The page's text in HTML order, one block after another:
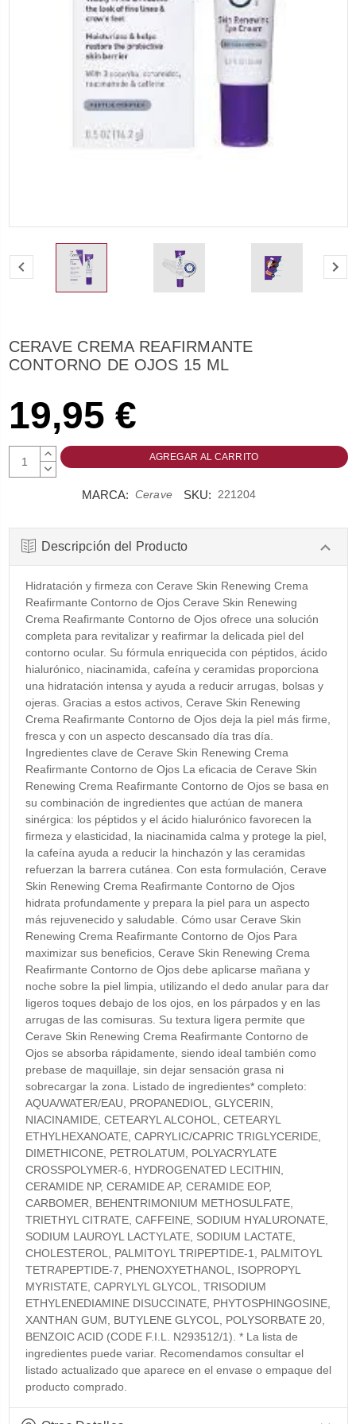
CERAVE CREMA REAFIRMANTE
CONTORNO DE OJOS 15 ML
19,95 €
AUMENTAR
CANTIDAD:
DISMINUIR
MARCA: Cerave SKU: 221204
Descripción del Producto
Hidratación y firmeza con Cerave Skin Renewing Crema
Reafirmante Contorno de Ojos Cerave Skin Renewing
Crema Reafirmante Contorno de Ojos ofrece una solución
completa para revitalizar y reafirmar la delicada piel del
contorno ocular. Su fórmula enriquecida con péptidos, ácido
hialurónico, niacinamida, cafeína y ceramidas proporciona
una hidratación intensa y ayuda a reducir arrugas, bolsas y
ojeras. Gracias a estos activos, Cerave Skin Renewing
Crema Reafirmante Contorno de Ojos deja la piel más firme,
fresca y con un aspecto descansado día tras día.
Ingredientes clave de Cerave Skin Renewing Crema
Reafirmante Contorno de Ojos La eficacia de Cerave Skin
Renewing Crema Reafirmante Contorno de Ojos se basa en
su combinación de ingredientes que actúan de manera
sinérgica: los péptidos y el ácido hialurónico favorecen la
firmeza y elasticidad, la niacinamida calma y protege la piel,
la cafeína ayuda a reducir la hinchazón y las ceramidas
refuerzan la barrera cutánea. Con esta formulación, Cerave
Skin Renewing Crema Reafirmante Contorno de Ojos
hidrata profundamente y prepara la piel para un aspecto
más rejuvenecido y saludable. Cómo usar Cerave Skin
Renewing Crema Reafirmante Contorno de Ojos Para
maximizar sus beneficios, Cerave Skin Renewing Crema
Reafirmante Contorno de Ojos debe aplicarse mañana y
noche sobre la piel limpia, utilizando el dedo anular para dar
ligeros toques debajo de los ojos, en los párpados y en las
arrugas de las comisuras. Su textura ligera permite que
Cerave Skin Renewing Crema Reafirmante Contorno de
Ojos se absorba rápidamente, siendo ideal también como
prebase de maquillaje, sin dejar sensación grasa ni
sobrecargar la zona. Listado de ingredientes* completo:
AQUA/WATER/EAU, PROPANEDIOL, GLYCERIN,
NIACINAMIDE, CETEARYL ALCOHOL, CETEARYL
ETHYLHEXANOATE, CAPRYLIC/CAPRIC TRIGLYCERIDE,
DIMETHICONE, PETROLATUM, POLYACRYLATE
CROSSPOLYMER-6, HYDROGENATED LECITHIN,
CERAMIDE NP, CERAMIDE AP, CERAMIDE EOP,
CARBOMER, BEHENTRIMONIUM METHOSULFATE,
TRIETHYL CITRATE, CAFFEINE, SODIUM HYALURONATE,
SODIUM LAUROYL LACTYLATE, SODIUM LACTATE,
CHOLESTEROL, PALMITOYL TRIPEPTIDE-1, PALMITOYL
TETRAPEPTIDE-7, PHENOXYETHANOL, ISOPROPYL
MYRISTATE, CAPRYLYL GLYCOL, TRISODIUM
ETHYLENEDIAMINE DISUCCINATE, PHYTOSPHINGOSINE,
XANTHAN GUM, BUTYLENE GLYCOL, POLYSORBATE 20,
BENZOIC ACID (CODE F.I.L. N293512/1). * La lista de
ingredientes puede variar. Recomendamos consultar el
listado actualizado que aparece en el envase o empaque del
producto comprado.